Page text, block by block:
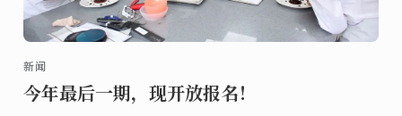
新闻
今年最后一期，现开放报名！